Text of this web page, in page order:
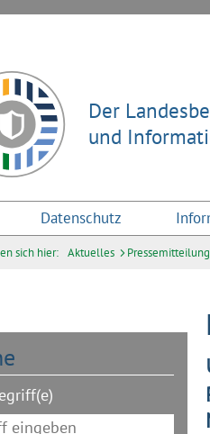
Der
und
Datenschutz
sich hier: Aktuelles